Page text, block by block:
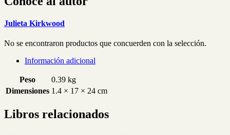
Julieta Kirkwood
No se encontraron productos que concuerden con la selección.
Información adicional
Peso
0.39 kg
Dimensiones 1.4 × 17 × 24 cm
Libros relacionados